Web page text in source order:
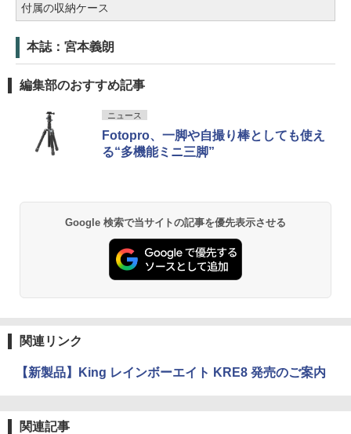
付属の収納ケース
本誌：宮本義朗
編集部のおすすめ記事
ニュース
Fotopro、一脚や自撮り棒としても使え
る“多機能ミニ三脚”
Google 検索で当サイトの記事を優先表示させる
関連リンク
【新製品】King レインボーエイト KRE8 発売のご案内
関連記事